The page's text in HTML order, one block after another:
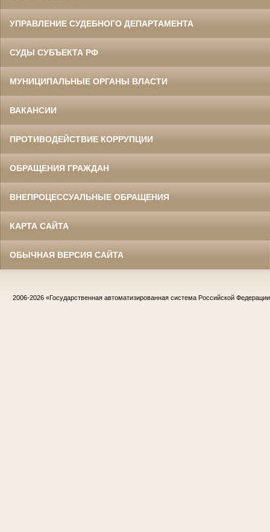
УПРАВЛЕНИЕ СУДЕБНОГО ДЕПАРТАМЕНТА
СУДЫ СУБЪЕКТА РФ
МУНИЦИПАЛЬНЫЕ ОРГАНЫ ВЛАСТИ
ВАКАНСИИ
ПРОТИВОДЕЙСТВИЕ КОРРУПЦИИ
ОБРАЩЕНИЯ ГРАЖДАН
ВНЕПРОЦЕССУАЛЬНЫЕ ОБРАЩЕНИЯ
КАРТА САЙТА
ОБЫЧНАЯ ВЕРСИЯ САЙТА
2006-2026 «Государственная автоматизированная система Российской